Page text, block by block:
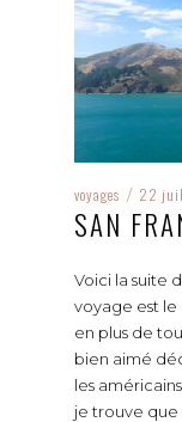
voyages / 22
SAN
Voici la suite
voyage est le
en plus de
bien aimé
les
je trouve que